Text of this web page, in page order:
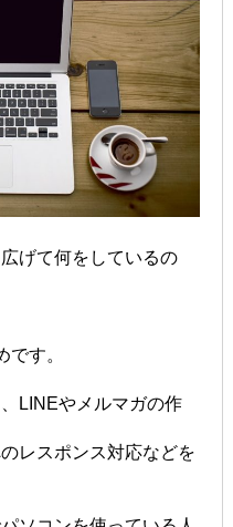
げて何をしているの
す。
LINEやメルマガの作
レスポンス対応などを